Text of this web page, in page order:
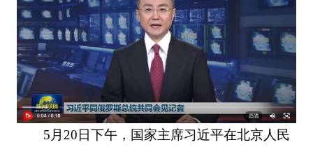
5月20日下午，国家主席习近平在北京人民